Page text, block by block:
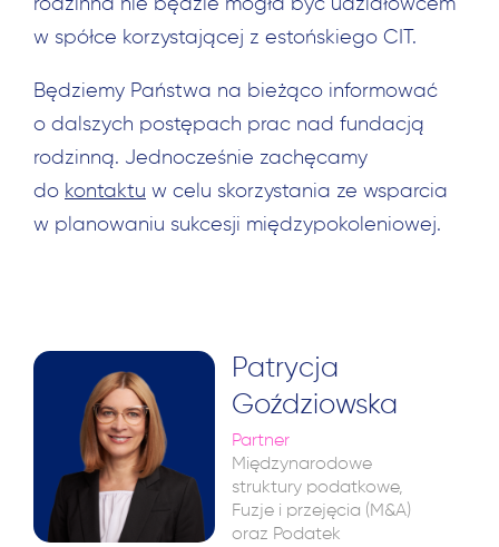
rodzinna nie będzie mogła być udziałowcem
w spółce korzystającej z estońskiego CIT.
Będziemy Państwa na bieżąco informować
o dalszych postępach prac nad fundacją
rodzinną. Jednocześnie zachęcamy
do kontaktu w celu skorzystania ze wsparcia
w planowaniu sukcesji międzypokoleniowej.
Patrycja
Goździowska
Partner
Międzynarodowe
struktury podatkowe,
Fuzje i przejęcia (M&A)
oraz Podatek